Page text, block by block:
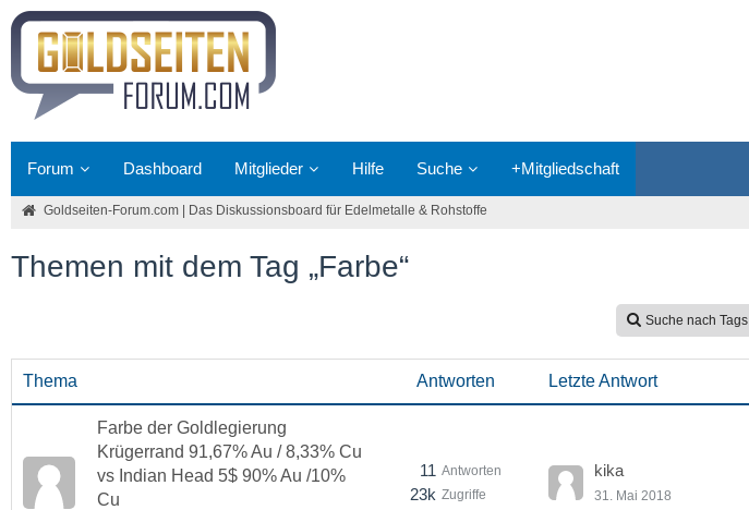
Forum Dashboard Mitglieder Hilfe Suche +Mitgliedschaft
Goldseiten-Forum.com | Das Diskussionsboard für Edelmetalle & Rohstoffe
Themen mit dem Tag „Farbe“
Suche nach Tags
Thema Antworten Letzte Antwort
Farbe der Goldlegierung
Krügerrand 91,67% Au / 8,33% Cu
vs Indian Head 5$ 90% Au /10%
Cu
Antworten
11
Zugriffe
23k
kika
31. Mai 2018